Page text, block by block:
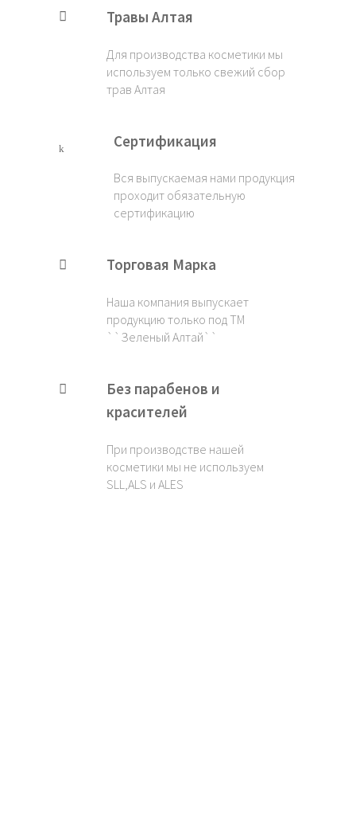
Травы Алтая
Для производства косметики мы
используем только свежий сбор
трав Алтая
Сертификация
Вся выпускаемая нами продукция
проходит обязательную
сертификацию
Торговая Марка
Наша компания выпускает
продукцию только под ТМ
``Зеленый Алтай``
Без парабенов и
красителей
При производстве нашей
косметики мы не используем
SLL,ALS и ALES